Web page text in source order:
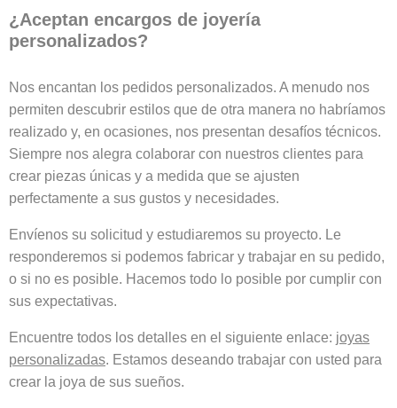
¿Aceptan encargos de joyería
personalizados?
Nos encantan los pedidos personalizados. A menudo nos
permiten descubrir estilos que de otra manera no habríamos
realizado y, en ocasiones, nos presentan desafíos técnicos.
Siempre nos alegra colaborar con nuestros clientes para
crear piezas únicas y a medida que se ajusten
perfectamente a sus gustos y necesidades.
Envíenos su solicitud y estudiaremos su proyecto. Le
responderemos si podemos fabricar y trabajar en su pedido,
o si no es posible. Hacemos todo lo posible por cumplir con
sus expectativas.
Encuentre todos los detalles en el siguiente enlace: joyas
personalizadas. Estamos deseando trabajar con usted para
crear la joya de sus sueños.